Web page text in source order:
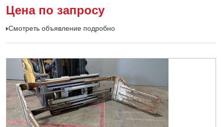
Цена по запросу
Смотреть объявление подробно